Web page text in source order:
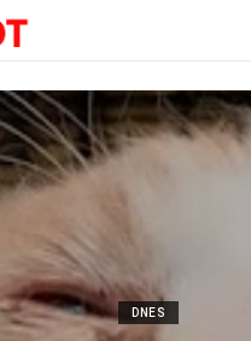
DNES